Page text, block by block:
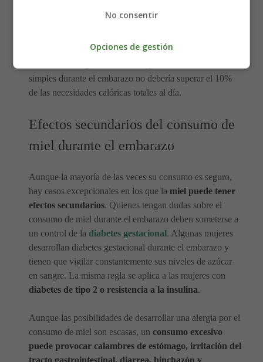
cucharada de miel contiene aproximadamente 60
simples durante el embarazo no debería superar el 10%
de las necesidades calóricas totales al día.
Efectos secundarios del consumo de
miel durante el embarazo
Aunque la mayoría de las veces su consumo es seguro,
hay casos excepcionales en los que la miel puede tener
efectos secundarios. Quienes tengan dudas sobre el
consumo de miel durante el embarazo deben someterse a
un control de la diabetes gestacional. Algunas mujeres
desarrollan diabetes gestacional durante el embarazo y
tienen que vigilar constantemente sus niveles de azúcar
en sangre. La misma regla se aplica a las mujeres con
diabetes de tipo 2 o resistencia a la insulina.
Aunque las posibilidades de desarrollar una alergia por el
consumo de miel son escasas, un consumo excesivo
puede provocar calambres de estómago, irritación del
tracto gastrointestinal, diarrea, hinchazón y
No consentir
Opciones de gestión